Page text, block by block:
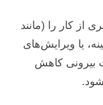
از کار را (مانند
یا ویرایش‌های
بیرونی کاهش